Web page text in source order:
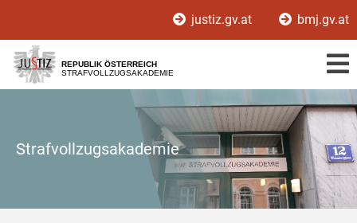
[1]
[2]
[3]
justiz.gv.at bmj.gv.at
REPUBLIK ÖSTERREICH
STRAFVOLLZUGSAKADEMIE
Strafvollzugsakademie